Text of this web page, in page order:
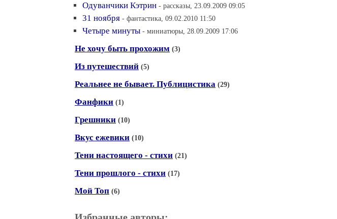
Одуванчики Кэтрин - рассказы, 23.09.2009 09:05
31 ноября - фантастика, 09.02.2010 11:50
Четыре минуты - миниатюры, 28.09.2009 17:06
Не хочу быть прохожим (3)
Из путешествий (5)
Реальнее не бывает. Публицистика (29)
Фанфики (1)
Грешники (10)
Вкус ежевики (10)
Тени настоящего - стихи (21)
Тени прошлого - стихи (17)
Мой Топ (6)